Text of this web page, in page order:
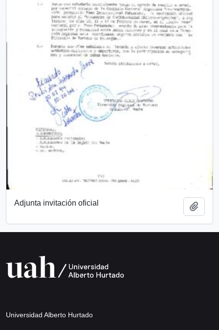
Adjunta invitación oficial
Universidad Alberto Hurtado